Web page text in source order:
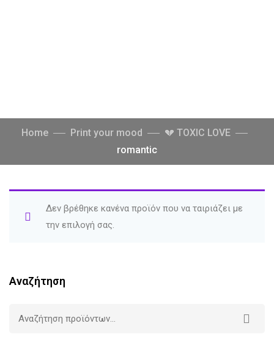
Home Print your mood
💔 TOXIC LOVE
romantic
Δεν βρέθηκε κανένα προϊόν που να ταιριάζει με
την επιλογή σας.
Αναζήτηση